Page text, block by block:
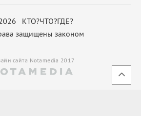
КТО?ЧТО?ГДЕ?
защищены законом
сайта Notamedia 2017